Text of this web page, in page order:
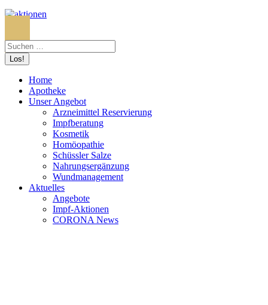
Home
Apotheke
Unser Angebot
Arzneimittel Reservierung
Impfberatung
Kosmetik
Homöopathie
Schüssler Salze
Nahrungsergänzung
Wundmanagement
Aktuelles
Angebote
Impf-Aktionen
CORONA News